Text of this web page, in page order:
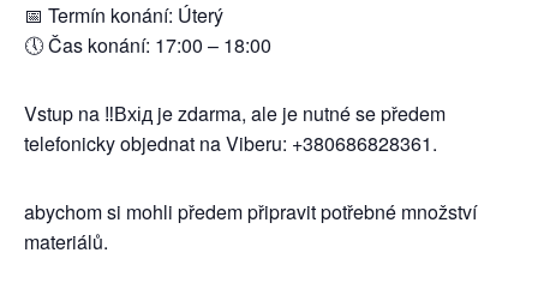
📅 Termín konání: Úterý
🕔 Čas konání: 17:00 – 18:00
Vstup na ‼️Вхід je zdarma, ale je nutné se předem
telefonicky objednat na Viberu: +380686828361.
abychom si mohli předem připravit potřebné množství
materiálů.